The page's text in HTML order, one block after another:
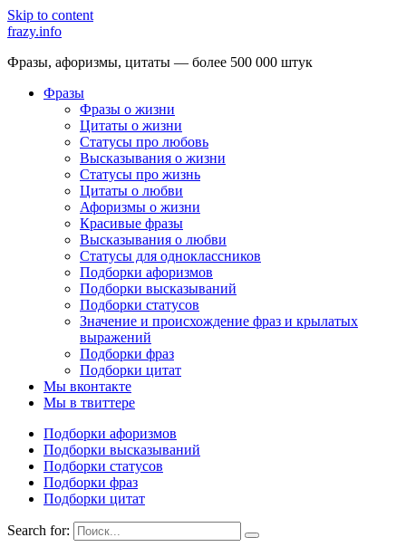
Skip to content
frazy.info
Фразы, афоризмы, цитаты — более 500 000 штук
Фразы
Фразы о жизни
Цитаты о жизни
Статусы про любовь
Высказывания о жизни
Статусы про жизнь
Цитаты о любви
Афоризмы о жизни
Красивые фразы
Высказывания о любви
Статусы для одноклассников
Подборки афоризмов
Подборки высказываний
Подборки статусов
Значение и происхождение фраз и крылатых
выражений
Подборки фраз
Подборки цитат
Мы вконтакте
Мы в твиттере
Подборки афоризмов
Подборки высказываний
Подборки статусов
Подборки фраз
Подборки цитат
Search for: